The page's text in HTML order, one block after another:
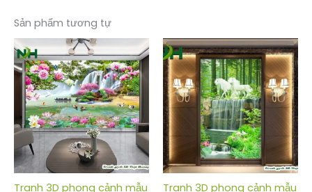
Sản phẩm tương tự
Tranh 3D phong cảnh mẫu
Tranh 3D phong cảnh mẫu